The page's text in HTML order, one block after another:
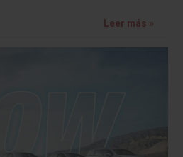
Leer más »